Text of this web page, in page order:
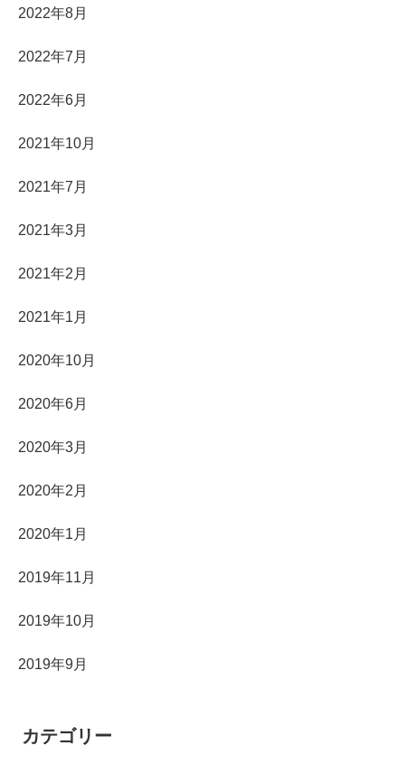
2022年8月
2022年7月
2022年6月
2021年10月
2021年7月
2021年3月
2021年2月
2021年1月
2020年10月
2020年6月
2020年3月
2020年2月
2020年1月
2019年11月
2019年10月
2019年9月
カテゴリー